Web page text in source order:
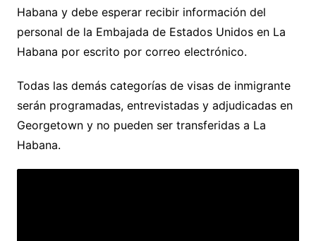
Habana y debe esperar recibir información del
personal de la Embajada de Estados Unidos en La
Habana por escrito por correo electrónico.
Todas las demás categorías de visas de inmigrante
serán programadas, entrevistadas y adjudicadas en
Georgetown y no pueden ser transferidas a La
Habana.